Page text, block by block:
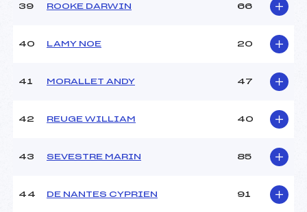
39 ROOKE DARWIN 66
40 LAMY NOE 20
41 MORALLET ANDY 47
42 REUGE WILLIAM 40
43 SEVESTRE MARIN 85
44 DE NANTES CYPRIEN 91